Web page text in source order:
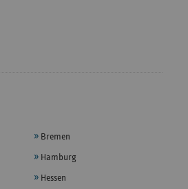
Bremen
Hamburg
Hessen